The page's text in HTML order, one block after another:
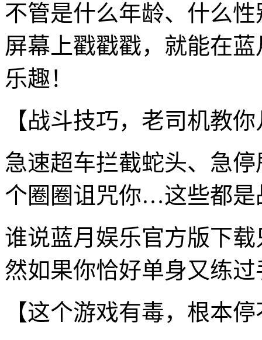
不管是什么年龄、什么
屏幕上戳戳戳，就能在
乐趣！
【战斗技巧，老司机教
急速超车拦截蛇头、急
个圈圈诅咒你…这些都是
谁说蓝月娱乐官方版下
然如果你恰好单身又练
【这个游戏有毒，根本